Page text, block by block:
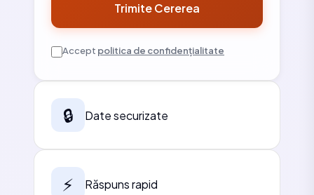
Trimite Cererea
Accept politica de confidențialitate
🔒 Date securizate
⚡ Răspuns rapid